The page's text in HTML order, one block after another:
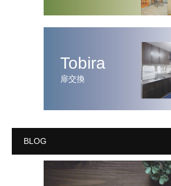
Tobira
扉交換
BLOG